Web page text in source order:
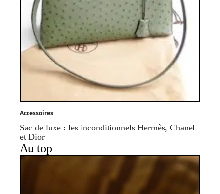
Accessoires
Sac de luxe : les inconditionnels Hermès, Chanel
et Dior
Au top